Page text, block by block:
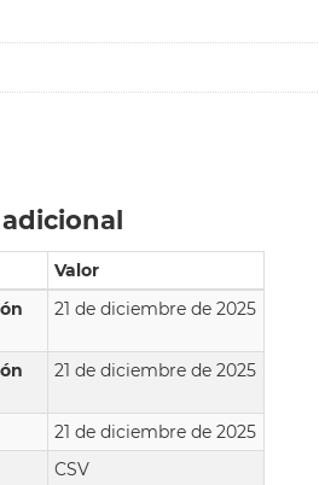
Valor
21 de diciembre de 2025
21 de diciembre de 2025
21 de diciembre de 2025
CSV